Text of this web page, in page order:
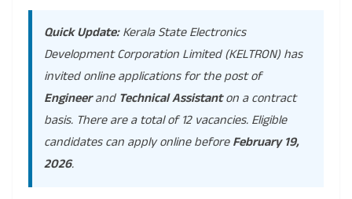
Quick Update:Kerala State Electronics
Development Corporation Limited (KELTRON) has
invited online applications for the post of
Engineerand Technical Assistanton a contract
basis. There are a total of 12 vacancies. Eligible
candidates can apply online beforeFebruary 19,
2026.